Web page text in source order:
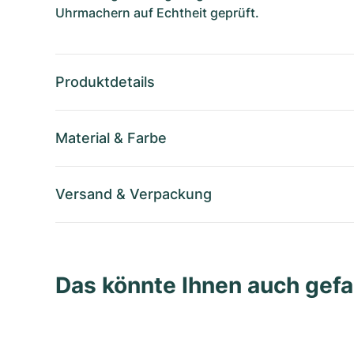
Uhrmachern auf Echtheit geprüft.
Produktdetails
Material & Farbe
Versand & Verpackung
Das könnte Ihnen auch